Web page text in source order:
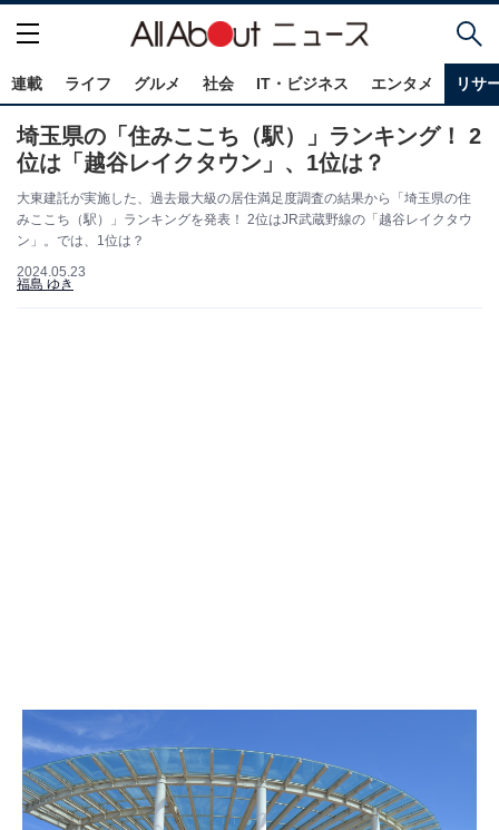
連載 ライフ グルメ 社会 IT・ビジネス エンタメ リサ
埼玉県の「住みここち（駅）」ランキング！ 2
位は「越谷レイクタウン」、1位は？
大東建託が実施した、過去最大級の居住満足度調査の結果から「埼玉県の住
みここち（駅）」ランキングを発表！ 2位はJR武蔵野線の「越谷レイクタウ
ン」。では、1位は？
2024.05.23
福島 ゆき